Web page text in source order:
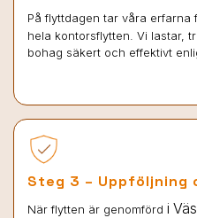
På flyttdagen tar våra erfarna
hela kontorsflytten. Vi lastar,
bohag säkert och effektivt
Steg 3 – Uppföljning
När flytten är genomförd i